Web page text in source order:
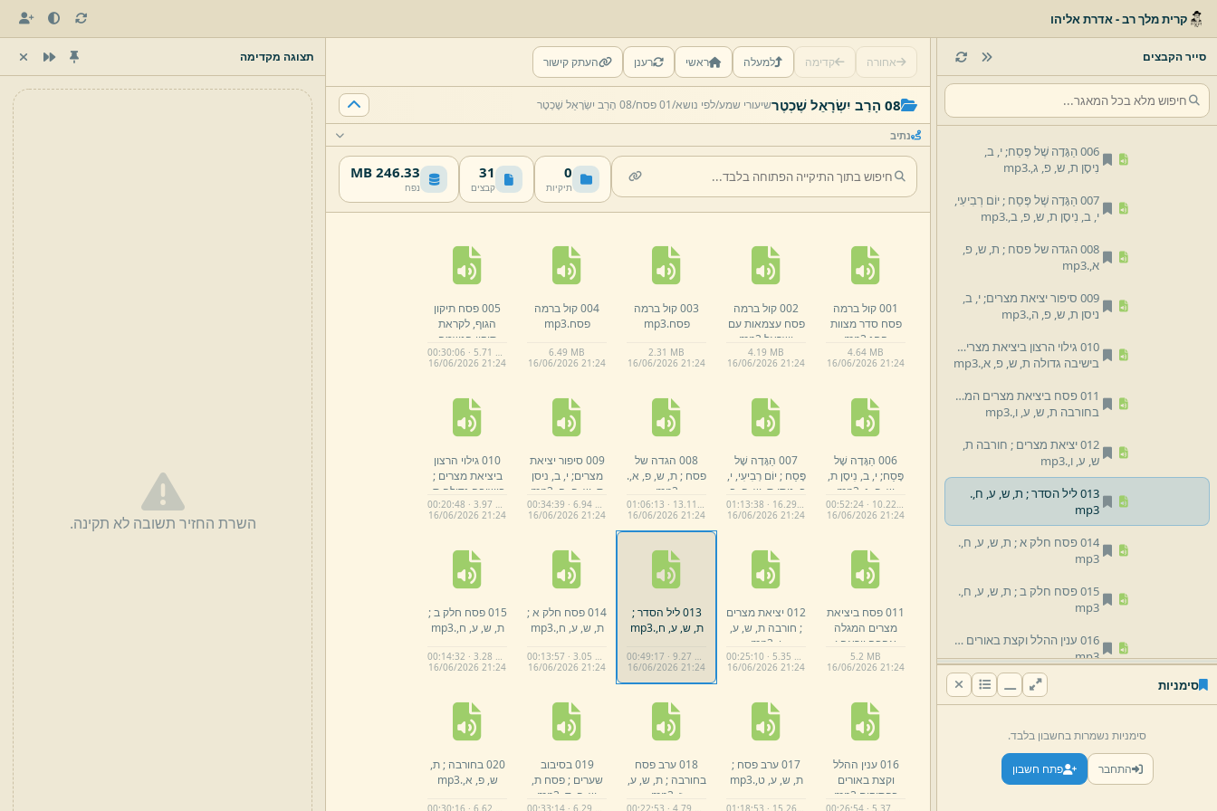
קרית מלך רב - אדרת אליהו
סייר הקבצים
003 קול ברמה פסח.
mp3
005 פסח תיקון הגוף,
לקראת תיקון הנשמה במתן תורה;
בישיבה גדולה ת,ש,פ,ד,.
mp3
006 הַגָּדָה שֶׁל פֶּסַח;
י, ב,
נִיסָן ת, ש, פ, ג,.
mp3
007 הַגָּדָה שֶׁל פֶּסַח ;
יוֹם רְבִיעִי,
י, ב, נִיסָן ת, ש, פ, ב,.
mp3
008 הגדה של פסח ;
ת, ש, פ,
א,.
mp3
009 סיפור יציאת מצרים;
י, ב,
ניסן ת, ש, פ, ה,.
mp3
010 גילוי הרצון ביציאת מצרים ;
בישיבה גדולה ת, ש, פ, א,.
mp3
011 פסח ביציאת מצרים המגלה אהבה ויראה ;
בחורבה ת, ש, ע, ו,.
mp3
012 יציאת מצרים ;
חורבה ת,
ש, ע, ו,.
mp3
013 ליל הסדר ;
ת, ש, ע, ח,.
mp3
014 פסח חלק א ;
ת, ש, ע, ח,.
mp3
015 פסח חלק ב ;
ת, ש, ע, ח,.
mp3
016 ענין ההלל וקצת באורים בפסוקים.
mp3
ת,ש,ע,ט,.
mp3
018 ערב פסח בחורבה ;
ע,ז,.
mp3
019 בסיבוב שערים ;
סימניות
סימניות נשמרות בחשבון בלבד.
התחבר פתח חשבון
אחורה קדימה למעלה ראשי רענן העתק קישור
08 הָרַב יִשְׂרָאֵל שֶׁכְטֶר שיעורי שמע/לפי נושא/01 פסח/ 08 הָרַב יִשְׂרָאֵל שֶׁכְטֶר
נתיב
0
תיקיות
31
קבצים
246.33 MB
נפח
001 קול ברמה
פסח סדר מצוות
החג. mp3
4.64 MB
16/06/2026 21:24
002 קול ברמה
פסח עצמאות עם
ישראל. mp3
4.19 MB
16/06/2026 21:24
003 קול ברמה
פסח.mp3
2.31 MB
16/06/2026 21:24
004 קול ברמה
פסח.mp3
6.49 MB
16/06/2026 21:24
005 פסח תיקון
הגוף, לקראת
תיקון הנשמה
במתן תורה;
בישיבה גדולה ת,
00:30:06 · 5.71 MB
16/06/2026 21:24
006 הַגָּדָה שֶׁל
פֶּסַח; י, ב, נִיסָן ת,
ש, פ, ג, mp3
00:52:24 · 10.22 MB
16/06/2026 21:24
007 הַגָּדָה שֶׁל
פֶּסַח ; יוֹם רְבִיעִי, י,
ב, נִיסָן ת, ש, פ, ב,
.
mp3
01:13:38 · 16.29 MB
16/06/2026 21:24
008 הגדה של
פסח ; ת, ש, פ, א,.
mp3
01:06:13 · 13.11 MB
16/06/2026 21:24
009 סיפור יציאת
מצרים; י, ב, ניסן
ת, ש, פ, ה, mp3
00:34:39 · 6.94 MB
16/06/2026 21:24
010 גילוי הרצון
ביציאת מצרים ;
בישיבה גדולה ת,
ש,פ,א,.
mp3
00:20:48 · 3.97 MB
16/06/2026 21:24
011 פסח ביציאת
מצרים המגלה
אהבה ויראה ;
בחורבה ת,ש,
ו,.
mp3
5.2 MB
16/06/2026 21:24
012 יציאת מצרים
; חורבה ת, ש, ע,
ו, mp3
00:25:10 · 5.35 MB
16/06/2026 21:24
013 ליל הסדר ;
ת, ש, ע, ח,.
mp3
00:49:17 · 9.27 MB
16/06/2026 21:24
014 פסח חלק א ;
ת, ש, ע, ח,.
mp3
00:13:57 · 3.05 MB
16/06/2026 21:24
015 פסח חלק ב ;
ת, ש, ע, ח,.
mp3
00:14:32 · 3.28 MB
16/06/2026 21:24
016 ענין ההלל
וקצת באורים
בפסוקים. mp3
017 ערב פסח ;
ת, ש, ע, ט,.
mp3
018 ערב פסח
בחורבה ; ת, ש, ע,
ז, mp3
019 בסיבוב
שערים ; פסח ת,
ש, פ, ד, mp3
020 בחורבה ;
ת,
ש, פ, א,.
mp3
תצוגה מקדימה
השרת החזיר תשובה לא תקינה.